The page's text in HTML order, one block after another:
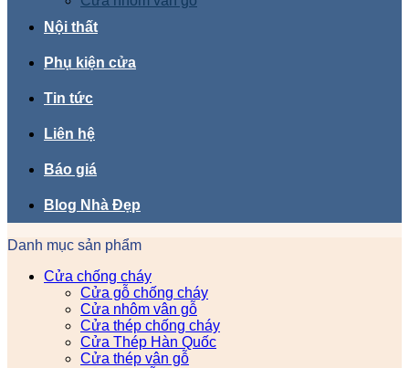
Nội thất
Phụ kiện cửa
Tin tức
Liên hệ
Báo giá
Blog Nhà Đẹp
Danh mục sản phẩm
Cửa chống cháy
Cửa gỗ chống cháy
Cửa nhôm vân gỗ
Cửa thép chống cháy
Cửa Thép Hàn Quốc
Cửa thép vân gỗ